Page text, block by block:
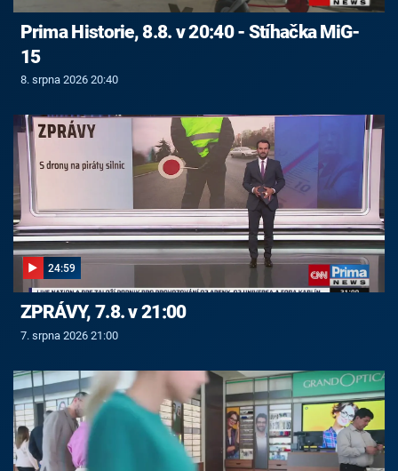
Prima Historie, 8.8. v 20:40 - Stíhačka MiG-
15
8. srpna 2026 20:40
24:59
ZPRÁVY, 7.8. v 21:00
7. srpna 2026 21:00